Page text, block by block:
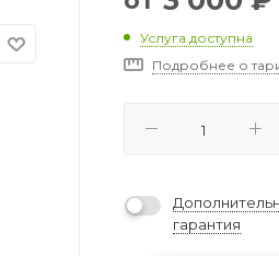
Услуга доступна
Подробнее о
гарантия